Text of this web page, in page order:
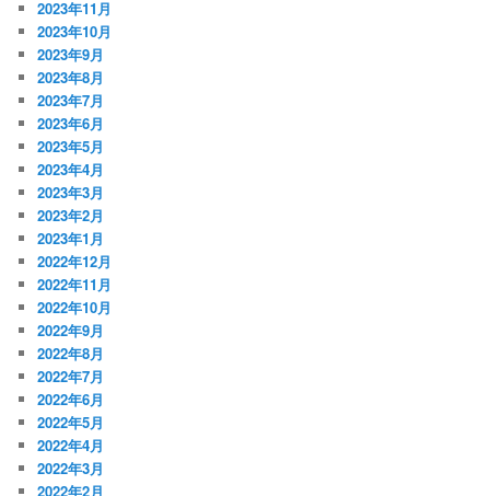
2023年11月
2023年10月
2023年9月
2023年8月
2023年7月
2023年6月
2023年5月
2023年4月
2023年3月
2023年2月
2023年1月
2022年12月
2022年11月
2022年10月
2022年9月
2022年8月
2022年7月
2022年6月
2022年5月
2022年4月
2022年3月
2022年2月